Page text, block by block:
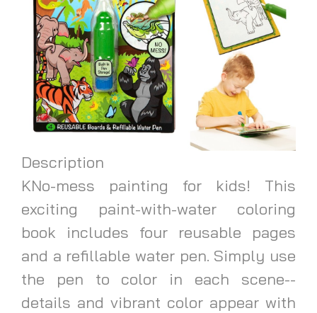
Description
KNo-mess painting for kids! This
exciting paint-with-water coloring
book includes four reusable pages
and a refillable water pen. Simply use
the pen to color in each scene--
details and vibrant color appear with